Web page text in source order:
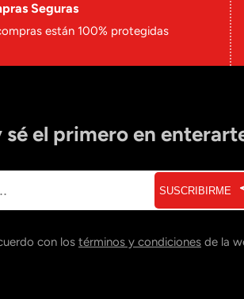
Seguras
están 100% protegidas
el primero en
SUSCRIBIRME
con los términos y condiciones de la